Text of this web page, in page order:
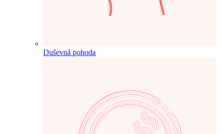
Duševná pohoda